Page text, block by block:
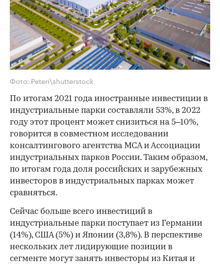
Фото: Peteri\shutterstock
По итогам 2021 года иностранные инвестиции в
индустриальные парки составляли 53%, в 2022
году этот процент может снизиться на 5–10%,
говорится в совместном исследовании
консалтингового агентства MCA и Ассоциации
индустриальных парков России. Таким образом,
по итогам года доля российских и зарубежных
инвесторов в индустриальных парках может
сравняться.
Сейчас больше всего инвестиций в
индустриальные парки поступает из Германии
(14%), США (5%) и Японии (3,8%). В перспективе
нескольких лет лидирующие позиции в
сегменте могут занять инвесторы из Китая и